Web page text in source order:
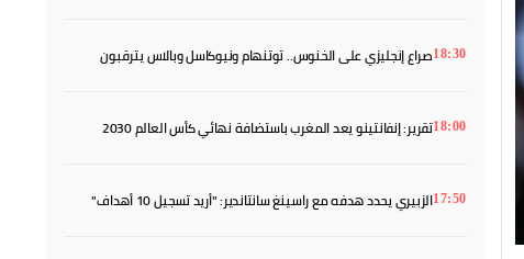
18:30صراع إنجليزي على الخنوس.. توتنهام ونيوكاسل وبالاس يترقبون
18:00تقرير: إنفانتينو يعد المغرب باستضافة نهائي كأس العالم 2030
17:50الزبيري يحدد هدفه مع راسينغ سانتاندير: "أريد تسجيل 10 أهداف"